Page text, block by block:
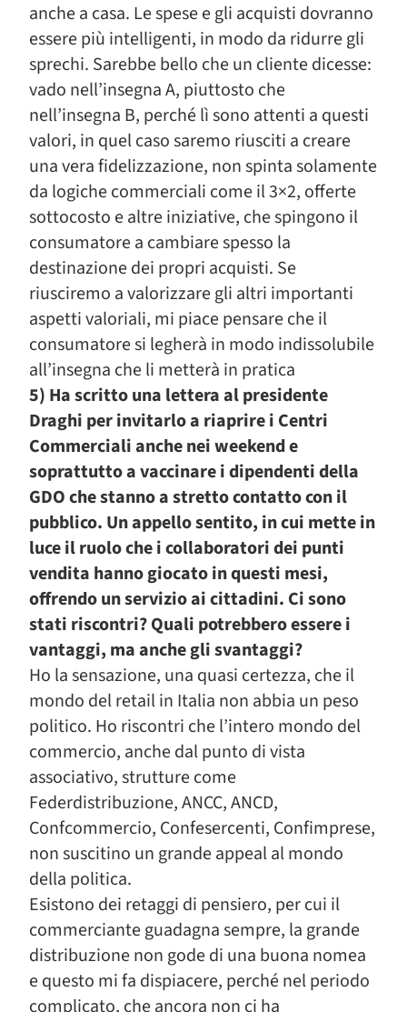
anche a casa. Le spese e gli acquisti dovranno
essere più intelligenti, in modo da ridurre gli
sprechi. Sarebbe bello che un cliente dicesse:
vado nell’insegna A, piuttosto che
nell’insegna B, perché lì sono attenti a questi
valori, in quel caso saremo riusciti a creare
una vera fidelizzazione, non spinta solamente
da logiche commerciali come il 3×2, offerte
sottocosto e altre iniziative, che spingono il
consumatore a cambiare spesso la
destinazione dei propri acquisti. Se
riusciremo a valorizzare gli altri importanti
aspetti valoriali, mi piace pensare che il
consumatore si legherà in modo indissolubile
all’insegna che li metterà in pratica
5) Ha scritto una lettera al presidente
Draghi per invitarlo a riaprire i Centri
Commerciali anche nei weekend e
soprattutto a vaccinare i dipendenti della
GDO che stanno a stretto contatto con il
pubblico. Un appello sentito, in cui mette in
luce il ruolo che i collaboratori dei punti
vendita hanno giocato in questi mesi,
offrendo un servizio ai cittadini. Ci sono
stati riscontri? Quali potrebbero essere i
vantaggi, ma anche gli svantaggi?
Ho la sensazione, una quasi certezza, che il
mondo del retail in Italia non abbia un peso
politico. Ho riscontri che l’intero mondo del
commercio, anche dal punto di vista
associativo, strutture come
Federdistribuzione, ANCC, ANCD,
Confcommercio, Confesercenti, Confimprese,
non suscitino un grande appeal al mondo
della politica.
Esistono dei retaggi di pensiero, per cui il
commerciante guadagna sempre, la grande
distribuzione non gode di una buona nomea
e questo mi fa dispiacere, perché nel periodo
complicato, che ancora non ci ha